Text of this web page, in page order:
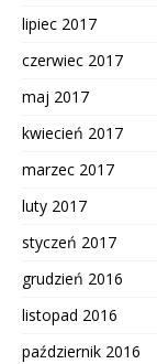
lipiec 2017
czerwiec 2017
maj 2017
kwiecień 2017
marzec 2017
luty 2017
styczeń 2017
grudzień 2016
listopad 2016
październik 2016